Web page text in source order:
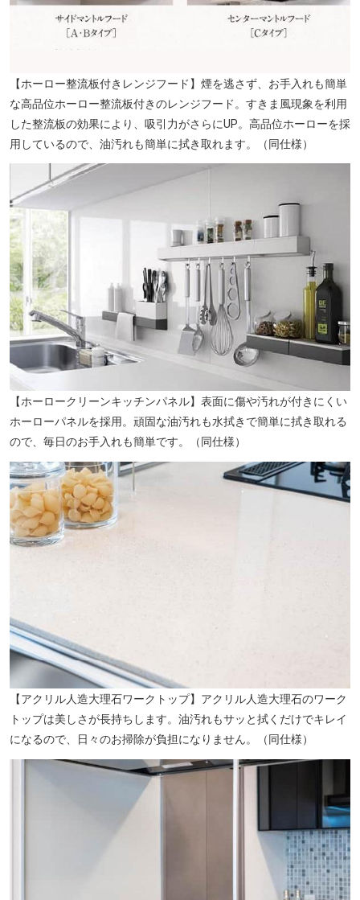
【ホーロー整流板付きレンジフード】煙を逃さず、お手入れも簡単
な高品位ホーロー整流板付きのレンジフード。すきま風現象を利用
した整流板の効果により、吸引力がさらにUP。高品位ホーローを採
用しているので、油汚れも簡単に拭き取れます。（同仕様）
【ホーロークリーンキッチンパネル】表面に傷や汚れが付きにくい
ホーローパネルを採用。頑固な油汚れも水拭きで簡単に拭き取れる
ので、毎日のお手入れも簡単です。（同仕様）
【アクリル人造大理石ワークトップ】アクリル人造大理石のワーク
トップは美しさが長持ちします。油汚れもサッと拭くだけでキレイ
になるので、日々のお掃除が負担になりません。（同仕様）